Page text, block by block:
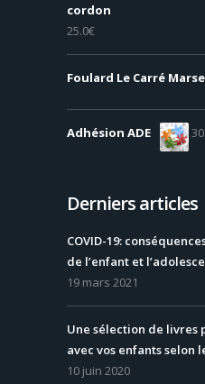
cordon
25.0€
Foulard Le Carré
Adhésion ADE
Derniers articles
COVID-19:
de l’enfant et
19 mars 2021
Une sélection de livres
avec vos enfants selon
10 juin 2020